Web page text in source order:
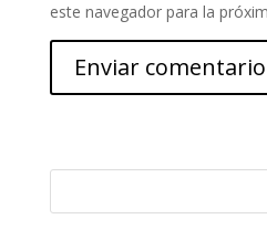
este navegador para la